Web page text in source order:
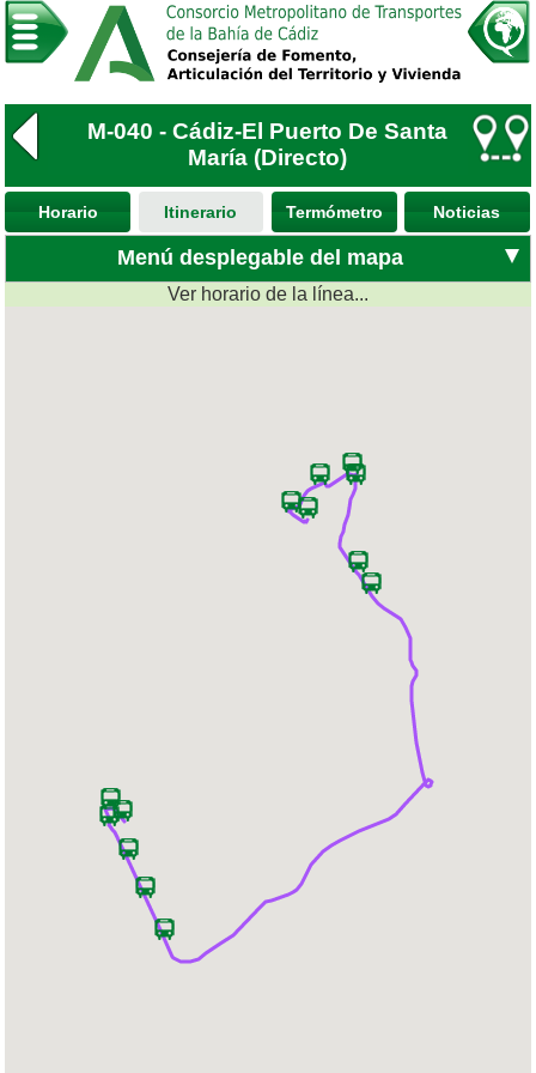
M-040 - Cádiz-El Puerto De Santa
María (Directo)
Horario Itinerario Termómetro Noticias
Menú desplegable del mapa
Ver horario de la línea...